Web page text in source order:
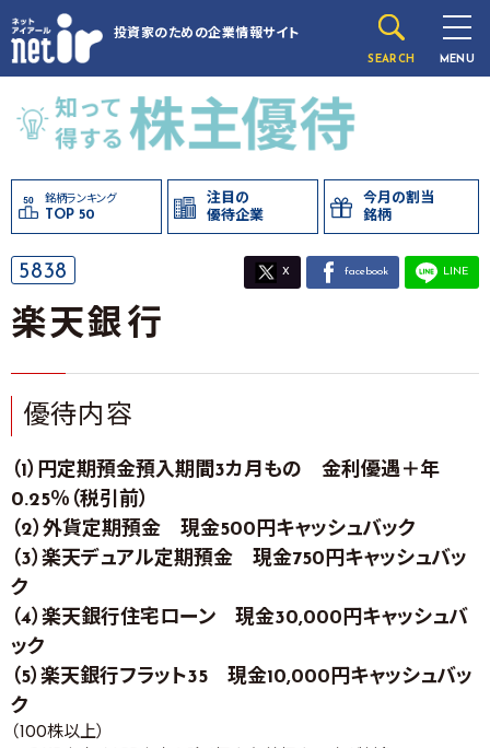
投資家のための企業情報サイト
SEARCH MENU
銘柄ランキング
TOP 50
注目の
優待企業
今月の割当
銘柄
5838 X facebook LINE
楽天銀行
優待内容
（1）円定期預金預入期間3カ月もの 金利優遇＋年
0.25％（税引前）
（2）外貨定期預金 現金500円キャッシュバック
（3）楽天デュアル定期預金 現金750円キャッシュバッ
ク
（4）楽天銀行住宅ローン 現金30,000円キャッシュバ
ック
（5）楽天銀行フラット35 現金10,000円キャッシュバッ
ク
（100株以上）